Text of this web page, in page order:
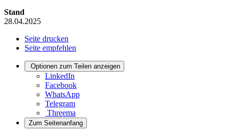
Stand
28.04.2025
Seite drucken
Seite empfehlen
Optionen zum Teilen anzeigen
LinkedIn
Facebook
WhatsApp
Telegram
Threema
Zum Seitenanfang